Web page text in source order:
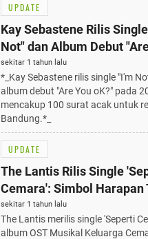
UPDATE
Kay Sebastene Rilis
Not" dan Album Debut
oK?" pada 2025: 100 Surat
Refleksi Diri
sekitar 1 tahun lalu
*_Kay Sebastene rilis single "I'm
album debut "Are You oK?" pada
mencakup 100 surat acak untuk
Bandung.*_
UPDATE
The Lantis Rilis Single
Cemara': Simbol Harapan
dari Album OST Musikal
Cemara
sekitar 1 tahun lalu
The Lantis merilis single 'Seperti
album OST Musikal Keluarga